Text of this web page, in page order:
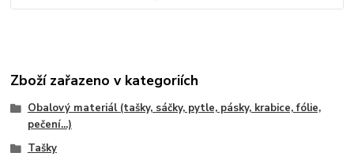
Zboží zařazeno v kategoriích
Obalový materiál (tašky, sáčky, pytle, pásky, krabice, fólie,
pečení...)
Tašky